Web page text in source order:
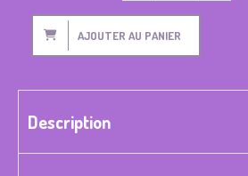
AJOUTER AU PANIER
Description